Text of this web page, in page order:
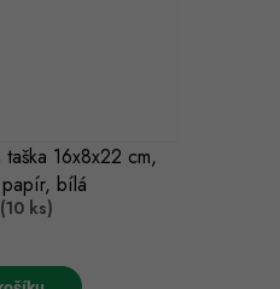
taška 16x8x22 cm,
bílá
(10 ks)